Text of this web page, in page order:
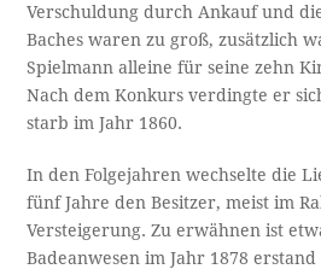
Verschuldung durch Ankauf und
Baches waren zu groß, zusätzlich
Spielmann alleine für seine zehn
Nach dem Konkurs verdingte er
starb im Jahr 1860.
In den Folgejahren wechselte die
fünf Jahre den Besitzer, meist im
Versteigerung. Zu erwähnen ist
Badeanwesen im Jahr 1878